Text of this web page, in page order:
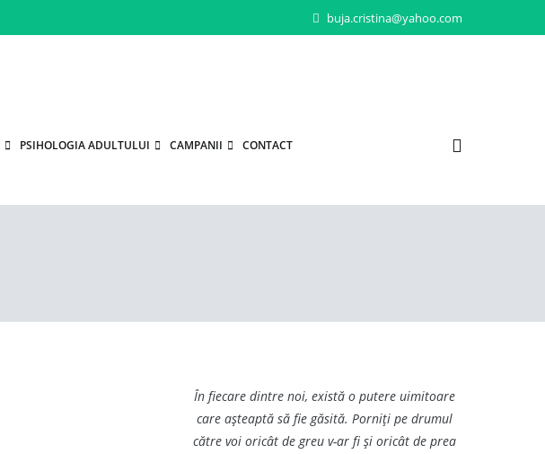
buja.cristina@yahoo.com
PSIHOLOGIA ADULTULUI CAMPANII CONTACT
În fiecare dintre noi, există o putere uimitoare
care așteaptă să fie găsită. Porniți pe drumul
către voi oricât de greu v-ar fi și oricât de prea